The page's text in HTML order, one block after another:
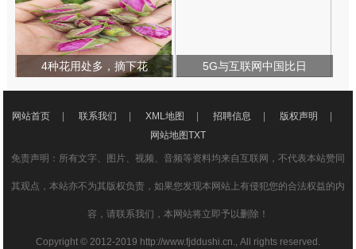
4种花用处多，摘下花 5G与互联网中国比日
网站首页 联系我们 XML地图 招聘信息 版权声明
网站地图TXT
免责声明：所有文字、图片、视频、音频等资料均来自互联网，不代表本站赞同
其观点，本站亦不为其版权负责，如果您发现本网站上有侵犯您的合法权益的内
容，请联系我们，本网站将立即予以删除！
Copyright © 2012-2019 http://www.fjddushi.cn., All rights reserved.